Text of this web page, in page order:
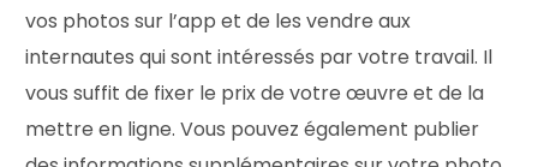
vos photos sur l’app et de les vendre aux
internautes qui sont intéressés par votre travail. Il
vous suffit de fixer le prix de votre œuvre et de la
mettre en ligne. Vous pouvez également publier